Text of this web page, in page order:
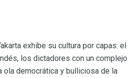
exhibe su cultura por capas: el
los dictadores con un complejo
democrática y bulliciosa de la